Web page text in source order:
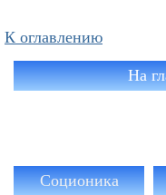
К оглавлению
На
Соционика